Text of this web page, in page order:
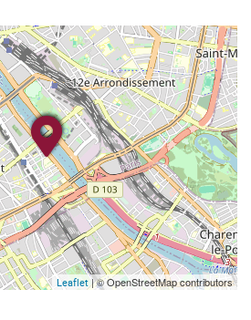
Leaflet | © OpenStreetMap contributors